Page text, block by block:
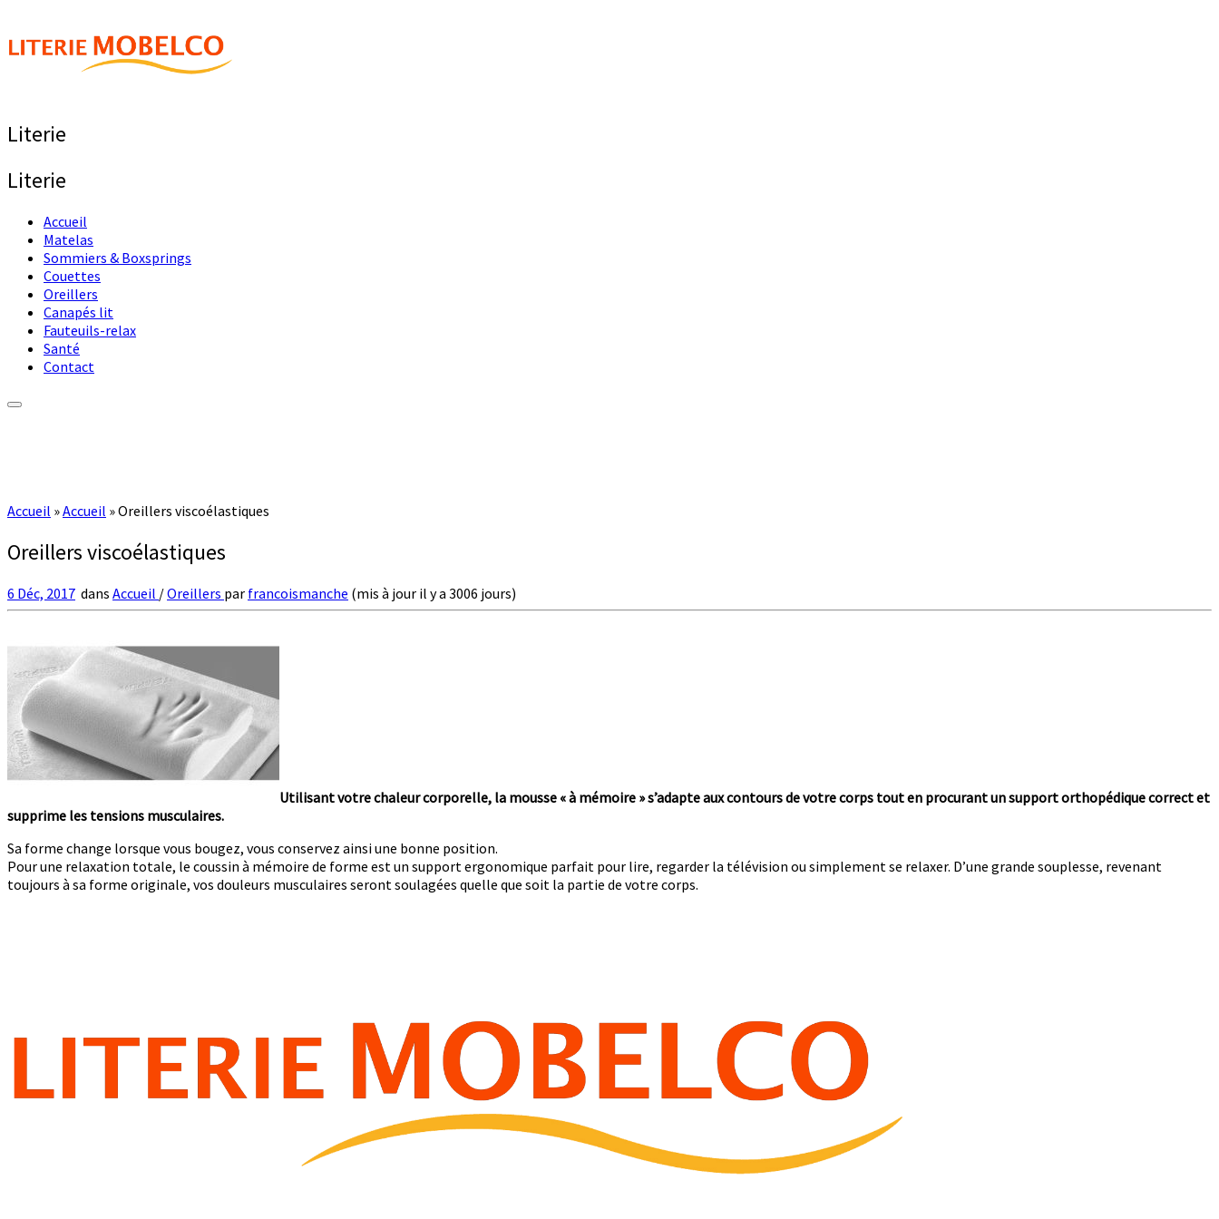
Literie
Literie
Accueil
Matelas
Sommiers & Boxsprings
Couettes
Oreillers
Canapés lit
Fauteuils-relax
Santé
Contact
Accueil »Accueil »Oreillers viscoélastiques
Oreillers viscoélastiques
6 Déc, 2017 dans Accueil /Oreillers par francoismanche (mis à jour il y a 3006 jours)
Utilisant votre chaleur corporelle, la mousse « à mémoire » s’adapte aux contours de votre corps tout en procurant un support orthopédique correct et
supprime les tensions musculaires.
Sa forme change lorsque vous bougez, vous conservez ainsi une bonne position.
Pour une relaxation totale, le coussin à mémoire de forme est un support ergonomique parfait pour lire, regarder la télévision ou simplement se relaxer. D’une grande souplesse, revenant
toujours à sa forme originale, vos douleurs musculaires seront soulagées quelle que soit la partie de votre corps.